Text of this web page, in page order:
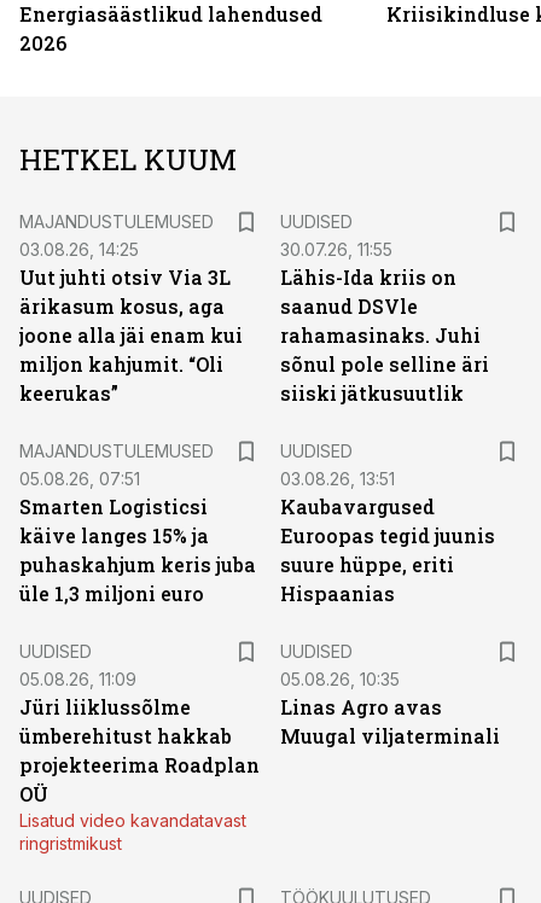
Energiasäästlikud lahendused
2026
Kriisikindluse
HETKEL KUUM
MAJANDUSTULEMUSED
03.08.26, 14:25
Uut juhti otsiv Via 3L
ärikasum kosus, aga
joone alla jäi enam kui
miljon kahjumit. “Oli
keerukas”
UUDISED
30.07.26, 11:55
Lähis-Ida kriis on
saanud DSVle
rahamasinaks. Juhi
sõnul pole selline äri
siiski jätkusuutlik
MAJANDUSTULEMUSED
05.08.26, 07:51
Smarten Logisticsi
käive langes 15% ja
puhaskahjum keris juba
üle 1,3 miljoni euro
UUDISED
03.08.26, 13:51
Kaubavargused
Euroopas tegid juunis
suure hüppe, eriti
Hispaanias
UUDISED
05.08.26, 11:09
Jüri liiklussõlme
ümberehitust hakkab
projekteerima Roadplan
OÜ
Lisatud video kavandatavast
ringristmikust
UUDISED
05.08.26, 10:35
Linas Agro avas
Muugal viljaterminali
UUDISED TÖÖKUULUTUSED